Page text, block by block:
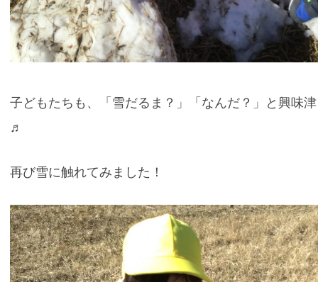
子どもたちも、「雪だるま？」「なんだ？」と興味
♬
再び雪に触れてみました！